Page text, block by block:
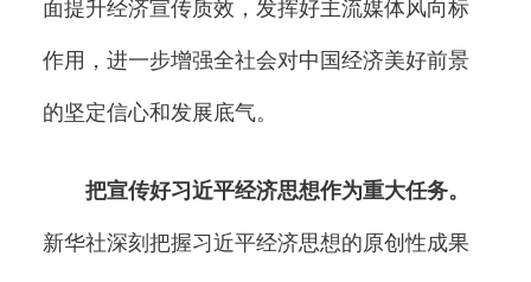
面提升经济宣传质效，发挥好主流媒体风向标
作用，进一步增强全社会对中国经济美好前景
的坚定信心和发展底气。
把宣传好习近平经济思想作为重大任务。
新华社深刻把握习近平经济思想的原创性成果